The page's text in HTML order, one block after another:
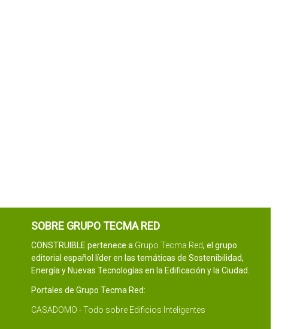
SOBRE GRUPO TECMA RED
CONSTRUIBLE pertenece a Grupo Tecma Red, el grupo
editorial español líder en las temáticas de Sostenibilidad,
Energía y Nuevas Tecnologías en la Edificación y la Ciudad.
Portales de Grupo Tecma Red:
CASADOMO - Todo sobre Edificios Inteligentes